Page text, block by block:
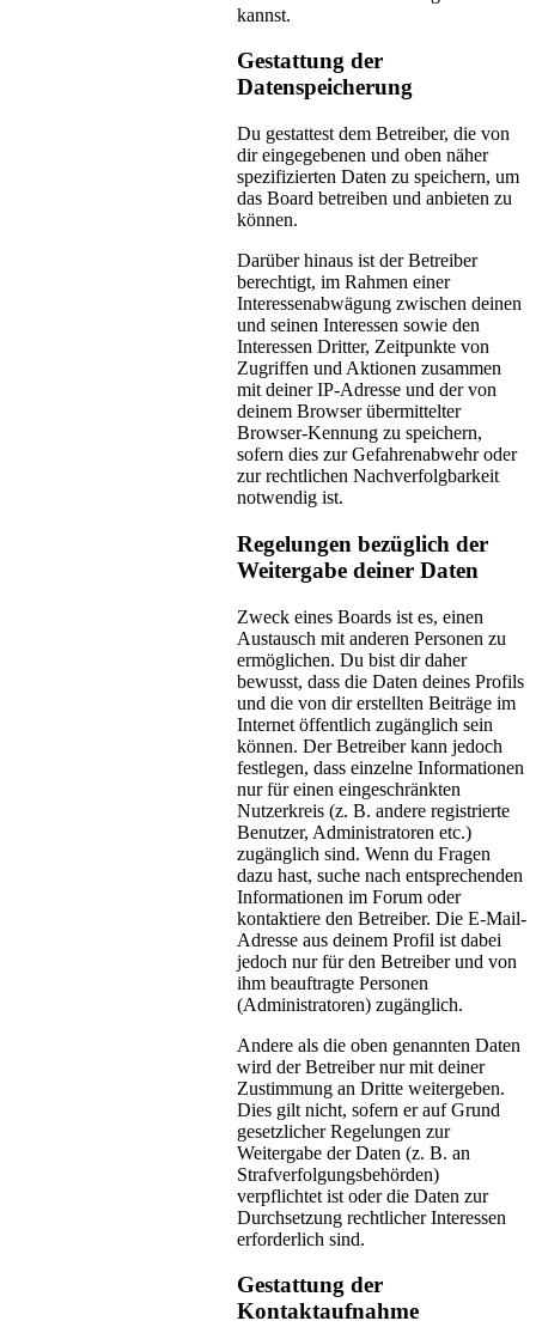
kannst.
Gestattung der
Datenspeicherung
Du gestattest dem Betreiber, die von
dir eingegebenen und oben näher
spezifizierten Daten zu speichern, um
das Board betreiben und anbieten zu
können.
Darüber hinaus ist der Betreiber
berechtigt, im Rahmen einer
Interessenabwägung zwischen deinen
und seinen Interessen sowie den
Interessen Dritter, Zeitpunkte von
Zugriffen und Aktionen zusammen
mit deiner IP-Adresse und der von
deinem Browser übermittelter
Browser-Kennung zu speichern,
sofern dies zur Gefahrenabwehr oder
zur rechtlichen Nachverfolgbarkeit
notwendig ist.
Regelungen bezüglich der
Weitergabe deiner Daten
Zweck eines Boards ist es, einen
Austausch mit anderen Personen zu
ermöglichen. Du bist dir daher
bewusst, dass die Daten deines Profils
und die von dir erstellten Beiträge im
Internet öffentlich zugänglich sein
können. Der Betreiber kann jedoch
festlegen, dass einzelne Informationen
nur für einen eingeschränkten
Nutzerkreis (z. B. andere registrierte
Benutzer, Administratoren etc.)
zugänglich sind. Wenn du Fragen
dazu hast, suche nach entsprechenden
Informationen im Forum oder
kontaktiere den Betreiber. Die E-Mail-
Adresse aus deinem Profil ist dabei
jedoch nur für den Betreiber und von
ihm beauftragte Personen
(Administratoren) zugänglich.
Andere als die oben genannten Daten
wird der Betreiber nur mit deiner
Zustimmung an Dritte weitergeben.
Dies gilt nicht, sofern er auf Grund
gesetzlicher Regelungen zur
Weitergabe der Daten (z. B. an
Strafverfolgungsbehörden)
verpflichtet ist oder die Daten zur
Durchsetzung rechtlicher Interessen
erforderlich sind.
Gestattung der
Kontaktaufnahme